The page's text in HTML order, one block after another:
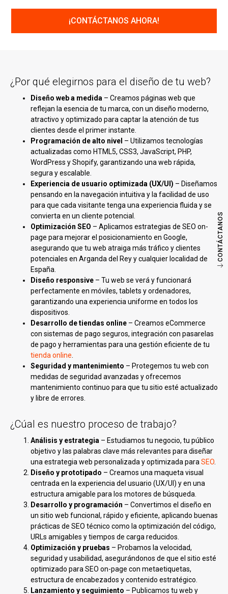
CONTÁCTANOS
¿Por qué elegirnos para el diseño de tu web?
Diseño web a medida – Creamos páginas web que
reflejan la esencia de tu marca, con un diseño moderno,
atractivo y optimizado para captar la atención de tus
clientes desde el primer instante.
Programación de alto nivel – Utilizamos tecnologías
actualizadas como HTML5, CSS3, JavaScript, PHP,
WordPress y Shopify, garantizando una web rápida,
segura y escalable.
Experiencia de usuario optimizada (UX/UI) – Diseñamos
pensando en la navegación intuitiva y la facilidad de uso
para que cada visitante tenga una experiencia fluida y se
convierta en un cliente potencial.
Optimización SEO – Aplicamos estrategias de SEO on-
page para mejorar el posicionamiento en Google,
asegurando que tu web atraiga más tráfico y clientes
potenciales en Arganda del Rey y cualquier localidad de
España.
Diseño responsive – Tu web se verá y funcionará
perfectamente en móviles, tablets y ordenadores,
garantizando una experiencia uniforme en todos los
dispositivos.
Desarrollo de tiendas online – Creamos eCommerce
con sistemas de pago seguros, integración con pasarelas
de pago y herramientas para una gestión eficiente de tu
tienda online
Seguridad y mantenimiento – Protegemos tu web con
medidas de seguridad avanzadas y ofrecemos
mantenimiento continuo para que tu sitio esté actualizado
y libre de errores.
¿Cúal es nuestro proceso de trabajo?
Análisis y estrategia – Estudiamos tu negocio, tu público
objetivo y las palabras clave más relevantes para diseñar
una estrategia web personalizada y optimizada para SEO
Diseño y prototipado – Creamos una maqueta visual
centrada en la experiencia del usuario (UX/UI) y en una
estructura amigable para los motores de búsqueda.
Desarrollo y programación – Convertimos el diseño en
un sitio web funcional, rápido y eficiente, aplicando buenas
prácticas de SEO técnico como la optimización del código,
URLs amigables y tiempos de carga reducidos.
Optimización y pruebas – Probamos la velocidad,
seguridad y usabilidad, asegurándonos de que el sitio esté
optimizado para SEO on-page con metaetiquetas,
estructura de encabezados y contenido estratégico.
Lanzamiento y seguimiento – Publicamos tu web y